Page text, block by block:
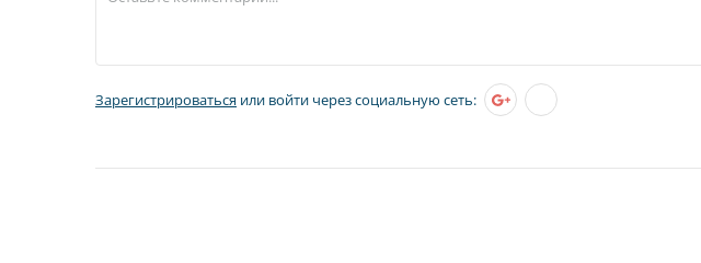
Зарегистрироваться или войти через социальную сеть: